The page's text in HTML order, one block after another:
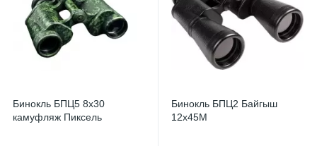
Бинокль БПЦ5 8x30
камуфляж Пиксель
Бинокль БПЦ2 Байгыш
12x45М